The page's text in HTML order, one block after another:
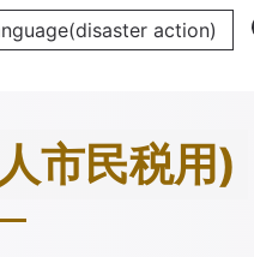
action)
市民税用)